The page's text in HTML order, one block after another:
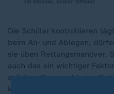
Die Schüler kontrollieren
beim An- und Ablegen,
sie üben Rettungsmanöver.
auch das ein wichtiger
auf dem Ozean ist keine
klar: Solche Praktika sind